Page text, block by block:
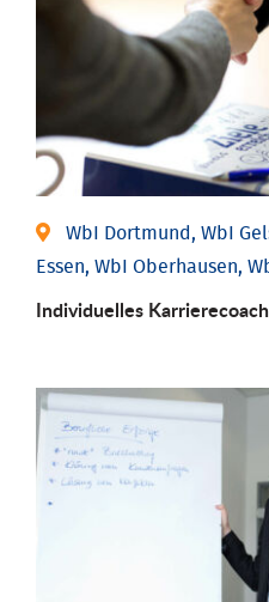
WbI Dortmund, WbI
Essen, WbI Oberhausen,
Individu­elles